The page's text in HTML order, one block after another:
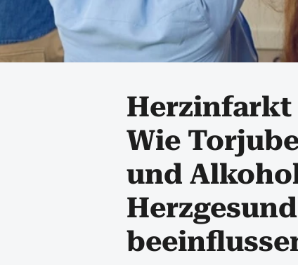
Herzinfarkt
Wie
und